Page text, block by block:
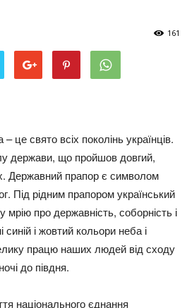
161
це свято всіх поколінь українців.
держави, що пройшов довгий,
Державний прапор є символом
Під рідним прапором український
мрію про державність, соборність і
синій і жовтий кольори неба і
працю наших людей від сходу
до півдня.
національного єднання